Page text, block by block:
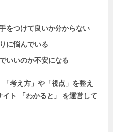
をつけて良いか分からない
に悩んでいる
いいのか不安になる
考え方」や「視点」を整え
イト 「わかると」 を運営して